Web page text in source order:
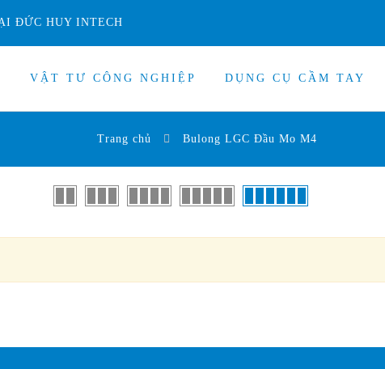
ĐỨC HUY INTECH
VẬT TƯ CÔNG NGHIỆP DỤNG CỤ CẦM TAY
Trang chủ Bulong LGC Đầu Mo M4